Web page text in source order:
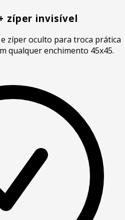
zíper invisível
zíper oculto para troca prática
qualquer enchimento 45x45.